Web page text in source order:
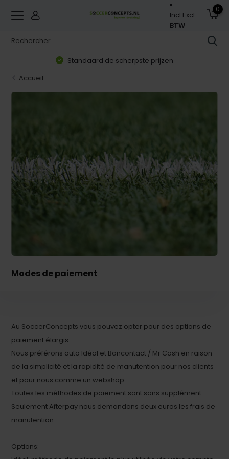
Incl.Excl.
BTW
0
Standaard de scherpste prijzen
Accueil
Modes de paiement
Au SoccerConcepts vous pouvez opter pour des options de
paiement élargis.
Nous préférons auto Idéal et Bancontact / Mr Cash en raison
de la simplicité et la rapidité de manutention pour nos clients
et pour nous comme un webshop.
Toutes les méthodes de paiement sont sans supplément.
Seulement Afterpay nous demandons deux euros les frais de
manutention.
Options: